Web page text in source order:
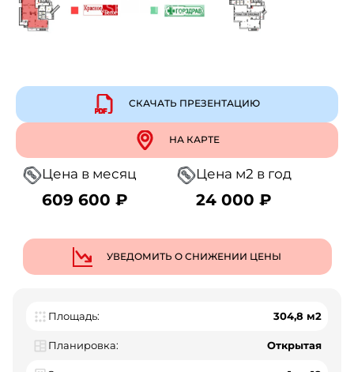
СКАЧАТЬ ПРЕЗЕНТАЦИЮ
НА КАРТЕ
Цена в месяц
609 600 ₽
Цена м2 в год
24 000 ₽
УВЕДОМИТЬ О СНИЖЕНИИ ЦЕНЫ
Площадь: 304,8 м2
Планировка: Открытая